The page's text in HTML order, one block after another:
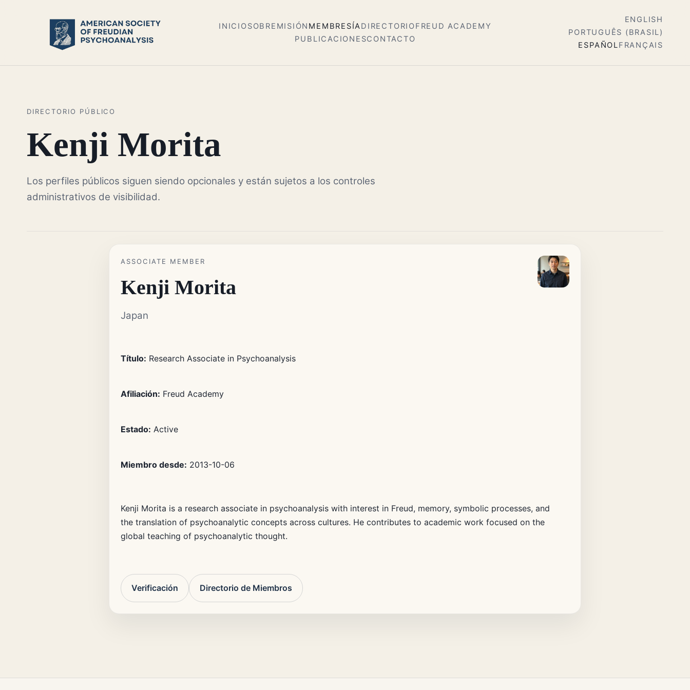
INICIOSOBRE MISIÓN MEMBRESÍADIRECTORIOFREUD ACADEMY
PUBLICACIONESCONTACTO
ENGLISH
PORTUGUÊS (BRASIL)
ESPAÑOLFRANÇAIS
DIRECTORIO PÚBLICO
Kenji Morita
Los perfiles públicos siguen siendo opcionales y están sujetos a los controles
administrativos de visibilidad.
ASSOCIATE MEMBER
Kenji Morita
Japan
Título: Research Associate in Psychoanalysis
Afiliación: Freud Academy
Estado: Active
Miembro desde: 2013-10-06
Kenji Morita is a research associate in psychoanalysis with interest in Freud, memory, symbolic processes, and
the translation of psychoanalytic concepts across cultures. He contributes to academic work focused on the
global teaching of psychoanalytic thought.
Verificación Directorio de Miembros